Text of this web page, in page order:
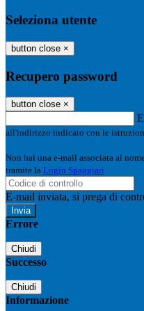
Seleziona utente
button close ×
Recupero password
button close ×
all'indirizzo indicato con le
Non hai una e-mail associata al
tramite la Login Spaggiari
E-mail inviata, si prega di
Errore
Chiudi
Successo
Chiudi
Informazione